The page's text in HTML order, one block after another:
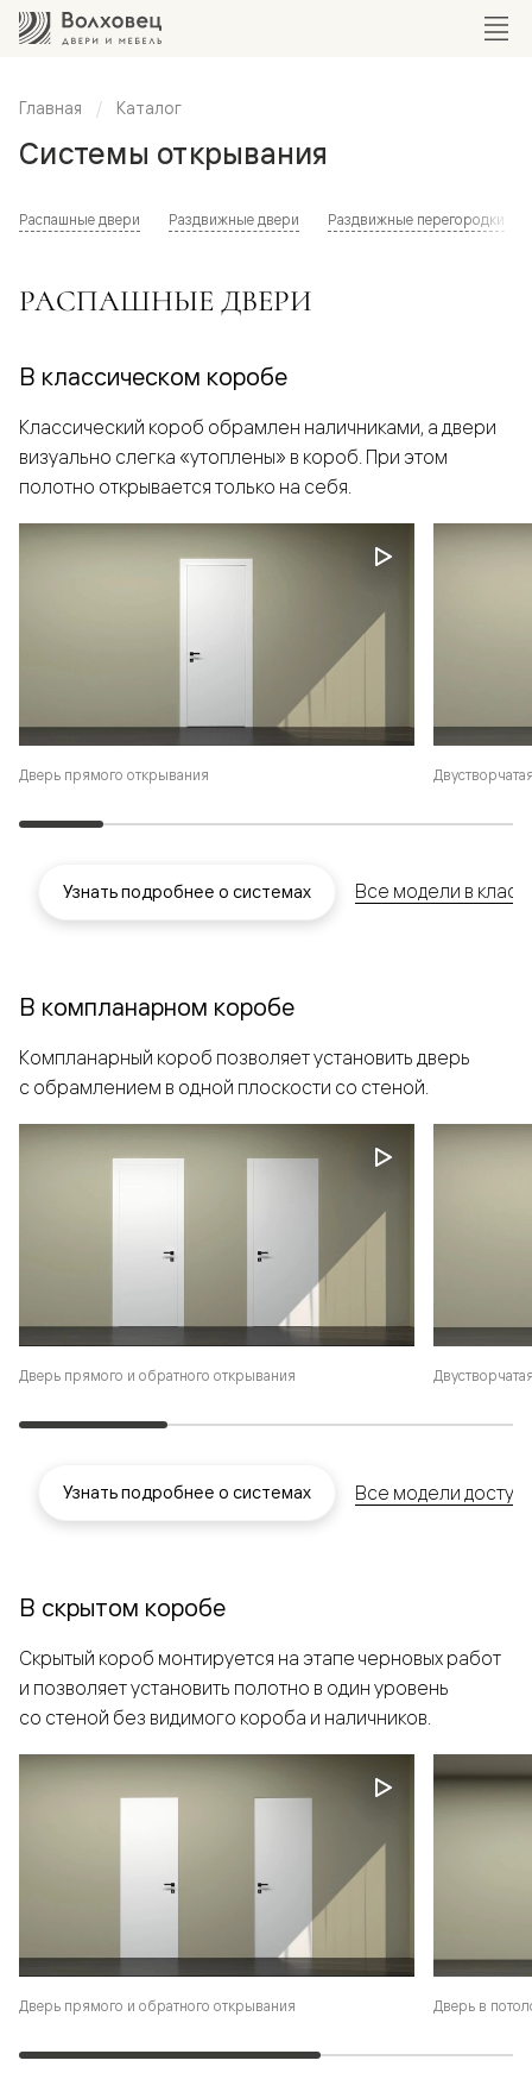
Главная Каталог
Системы открывания
Распашные двери Раздвижные двери Раздвижные перегородки
РАСПАШНЫЕ ДВЕРИ
В классическом коробе
Классический короб обрамлен наличниками, а двери
визуально слегка «утоплены» в короб. При этом
полотно открывается только на себя.
Дверь прямого открывания
Узнать подробнее о системах Все модели в
В компланарном коробе
Компланарный короб позволяет установить дверь
с обрамлением в одной плоскости со стеной.
Дверь прямого и обратного открывания
Узнать подробнее о системах Все модели
В скрытом коробе
Скрытый короб монтируется на этапе черновых работ
и позволяет установить полотно в один уровень
со стеной без видимого короба и наличников.
Дверь прямого и обратного открывания Дверь в